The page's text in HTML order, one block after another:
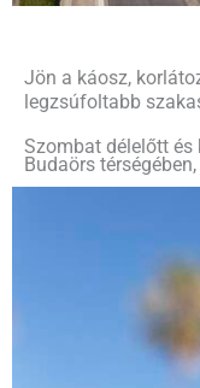
Jön a káosz,
legzsúfoltabb
Szombat délelőtt és
Budaörs